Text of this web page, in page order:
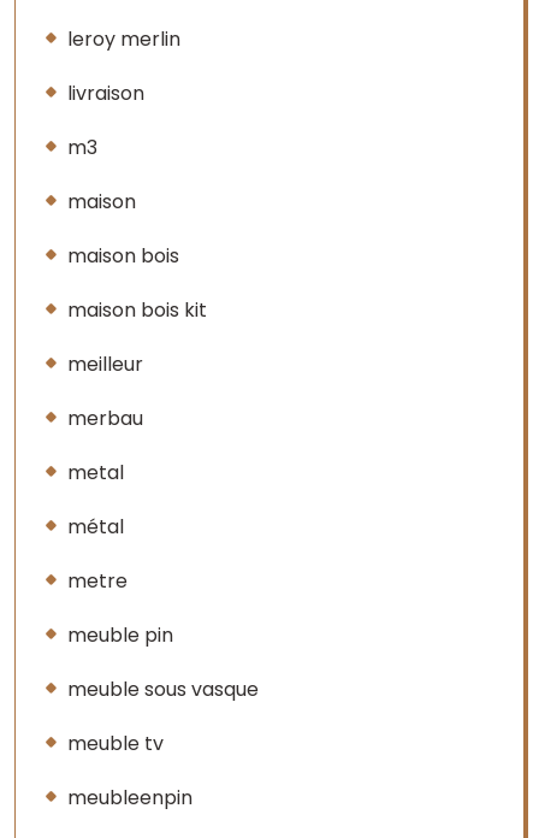
leroy merlin
livraison
m3
maison
maison bois
maison bois kit
meilleur
merbau
metal
métal
metre
meuble pin
meuble sous vasque
meuble tv
meubleenpin